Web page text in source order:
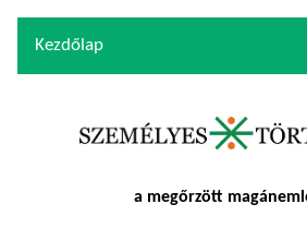
Kezdőlap
a megőrzött